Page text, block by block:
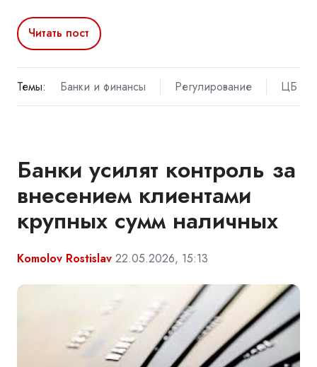
Читать пост
Темы: Банки и финансы Регулирование ЦБ
Банки усилят контроль за
внесением клиентами
крупных сумм наличных
Komolov Rostislav 22.05.2026, 15:13